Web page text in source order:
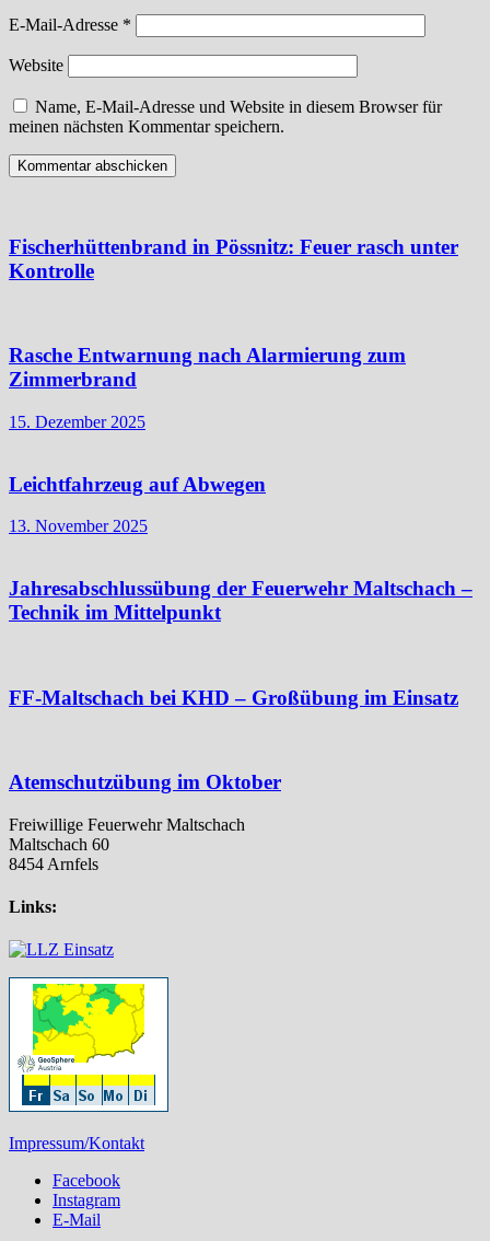
E-Mail-Adresse *
Website
Name, E-Mail-Adresse und Website in diesem Browser für
meinen nächsten Kommentar speichern.
Fischerhüttenbrand in Pössnitz: Feuer rasch unter
Kontrolle
Rasche Entwarnung nach Alarmierung zum
Zimmerbrand
15. Dezember 2025
Leichtfahrzeug auf Abwegen
13. November 2025
Jahresabschlussübung der Feuerwehr Maltschach –
Technik im Mittelpunkt
FF-Maltschach bei KHD – Großübung im Einsatz
Atemschutzübung im Oktober
Freiwillige Feuerwehr Maltschach
Maltschach 60
8454 Arnfels
Links:
Impressum/Kontakt
Facebook
Instagram
E-Mail